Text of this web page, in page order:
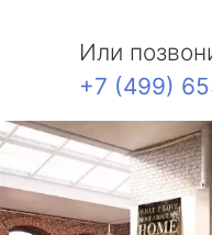
Или
+7 (499)